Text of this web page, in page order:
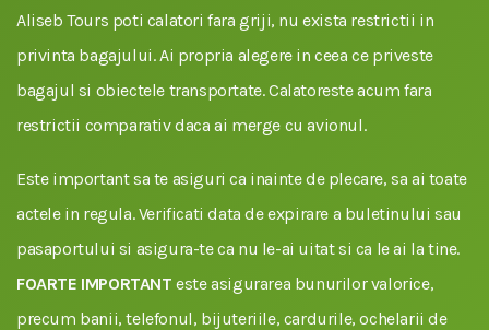
Aliseb Tours poti calatori fara griji, nu exista restrictii in
privinta bagajului. Ai propria alegere in ceea ce priveste
bagajul si obiectele transportate. Calatoreste acum fara
restrictii comparativ daca ai merge cu avionul.
Este important sa te asiguri ca inainte de plecare, sa ai toate
actele in regula. Verificati data de expirare a buletinului sau
pasaportului si asigura-te ca nu le-ai uitat si ca le ai la tine.
FOARTE IMPORTANT este asigurarea bunurilor valorice,
precum banii, telefonul, bijuteriile, cardurile, ochelarii de